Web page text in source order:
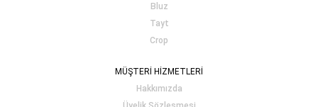
Bluz
Tayt
Crop
MÜŞTERİ HİZMETLERİ
Hakkımızda